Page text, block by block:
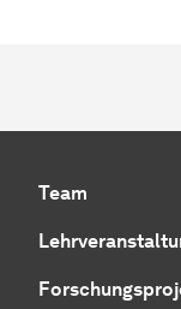
Team